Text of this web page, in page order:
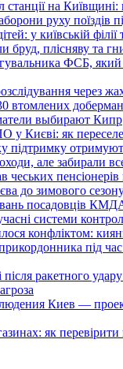
станції на
руху поїздів
у київській
бруд, плісняву та
ФСБ, який
через
втомлених
выбирают Кипр
у Києві: як
підтримку
але забирали
чеських
до зимового
посадовців
системи
конфліктом:
під
ракетного
Киев —
як